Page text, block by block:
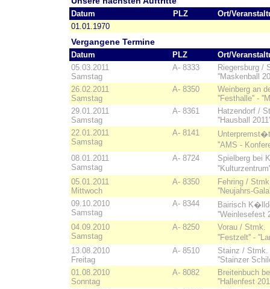
Datum PLZ
Ort/
01.01.1970
Vergangene Termine
Datum PLZ
Ort/
05.03.2011
Samstag
A- 8333
Riegersburg /
''Maskenball
26.02.2011
Samstag
A- 8350
Weinberg an
''Festhalle'' -
29.01.2011
Samstag
A- 8361
Hatzendorf /
''Hausball
22.01.2011
Samstag
A- 8141
''AMS -
08.01.2011
Samstag
A- 8724
Spielberg bei
05.01.2011
Mittwoch
A- 8350
Fehring /
''Neujahrs-
09.10.2010
Samstag
A- 8344
Bairisch
''Weinlesefest
04.09.2010
Samstag
A- 8250
Vorau / Stmk.
''Festzelt'' -
13.08.2010
Freitag
A- 8510
Stainz / Stmk.
''Stainzer
01.08.2010
Sonntag
A- 8082
Breitenbuch
''Hallenfest